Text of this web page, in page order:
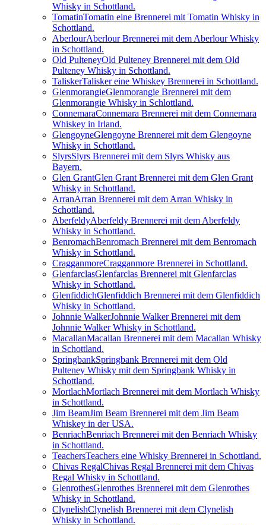
Whisky in Schottland.
TomatinTomatin eine Brennerei mit Tomatin Whisky in
Schottland.
AberlourAberlour Brennerei mit dem Aberlour Whisky
in Schottland.
Old PulteneyOld Pulteney Brennerei mit dem Old
Pulteney Whisky in Schottland.
TaliskerTalisker eine Whiskey Brennerei in Schottland.
GlenmorangieGlenmorangie Brennerei mit dem
Glenmorangie Whisky in Schlottland.
ConnemaraConnemara Brennerei mit dem Connemara
Whiskey in Irland.
GlengoyneGlengoyne Brennerei mit dem Glengoyne
Whisky in Schottland.
SlyrsSlyrs Brennerei mit dem Slyrs Whisky aus
Bayern.
Glen GrantGlen Grant Brennerei mit dem Glen Grant
Whisky in Schottland.
ArranArran Brennerei mit dem Arran Whisky in
Schottland.
AberfeldyAberfeldy Brennerei mit dem Aberfeldy
Whisky in Schottland.
BenromachBenromach Brennerei mit dem Benromach
Whisky in Schottland.
CragganmoreCragganmore Brennerei in Schottland.
GlenfarclasGlenfarclas Brennerei mit Glenfarclas
Whisky in Schottland.
GlenfiddichGlenfiddich Brennerei mit dem Glenfiddich
Whisky in Schottland.
Johnnie WalkerJohnnie Walker Brennerei mit dem
Johnnie Walker Whisky in Schottland.
MacallanMacallan Brennerei mit dem Macallan Whisky
in Schottland.
SpringbankSpringbank Brennerei mit dem Old
Pulteney Whisky mit dem Springbank Whisky in
Schottland.
MortlachMortlach Brennerei mit dem Mortlach Whisky
in Schottland.
Jim BeamJim Beam Brennerei mit dem Jim Beam
Whiskey in der USA.
BenriachBenriach Brennerei mit den Benriach Whisky
in Schottland.
TeachersTeachers eine Whisky Brennerei in Schottland.
Chivas RegalChivas Regal Brennerei mit dem Chivas
Regal Whisky in Schottland.
GlenrothesGlenrothes Brennerei mit dem Glenrothes
Whisky in Schottland.
ClynelishClynelish Brennerei mit dem Clynelish
Whisky in Schottland.